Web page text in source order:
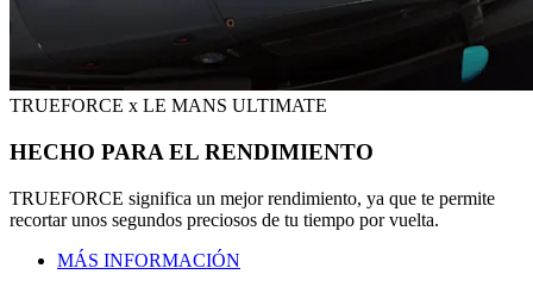
TRUEFORCE x LE MANS ULTIMATE
HECHO PARA EL RENDIMIENTO
TRUEFORCE significa un mejor rendimiento, ya que te permite
recortar unos segundos preciosos de tu tiempo por vuelta.
MÁS INFORMACIÓN